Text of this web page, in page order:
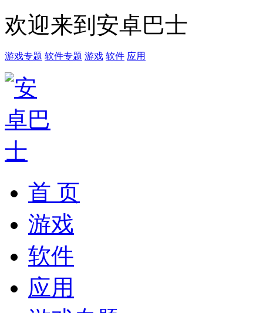
欢迎来到安卓巴士
游戏专题 软件专题 游戏 软件 应用
首 页
游戏
软件
应用